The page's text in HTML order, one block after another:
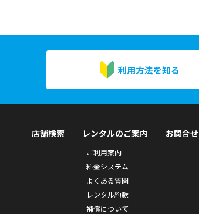
利用方法を知る
店舗検索 レンタルのご案内
ご利用案内
料金システム
よくある質問
レンタル約款
補償について
お問合せ